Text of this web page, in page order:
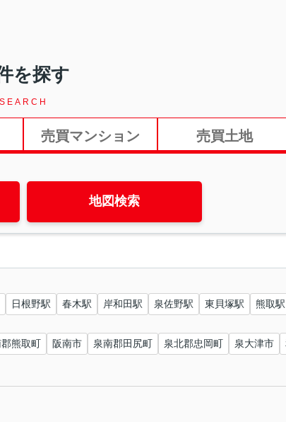
を探す
SEARCH
売買マンション 売買土地
地図検索
日根野駅 春木駅 岸和田駅 泉佐野駅 東貝塚駅 熊取駅
熊取町 阪南市 泉南郡田尻町 泉北郡忠岡町 泉大津市